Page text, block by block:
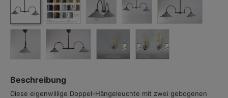
Beschreibung
Diese eigenwillige Doppel-Hängeleuchte mit zwei gebogenen